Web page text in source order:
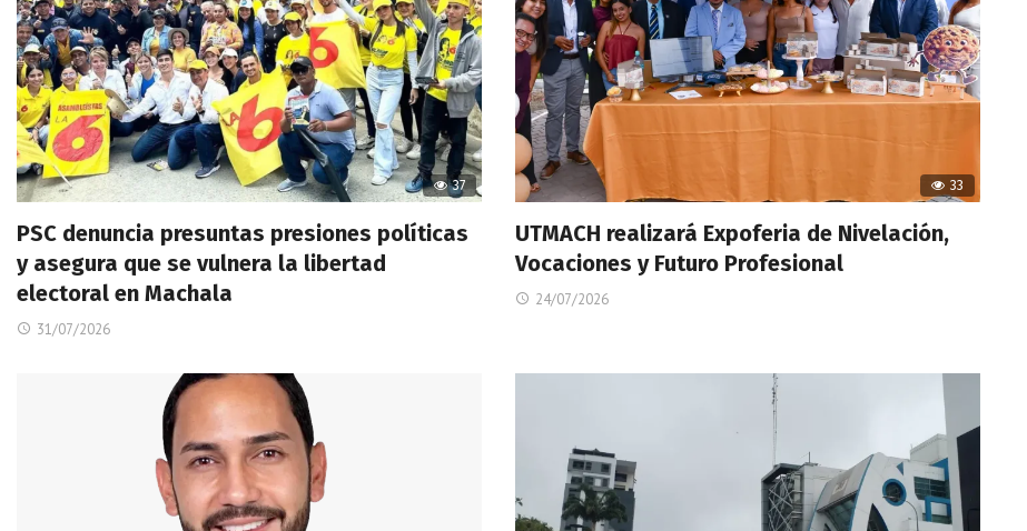
37
PSC denuncia presuntas presiones políticas
y asegura que se vulnera la libertad
electoral en Machala
31/07/2026
33
UTMACH realizará Expoferia de Nivelación,
Vocaciones y Futuro Profesional
24/07/2026